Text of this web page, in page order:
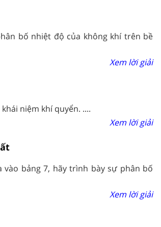
bố nhiệt độ của không khí trên bề
Xem lời giải
niệm khí quyển. ....
Xem lời giải
bảng 7, hãy trình bày sự phân bố
Xem lời giải